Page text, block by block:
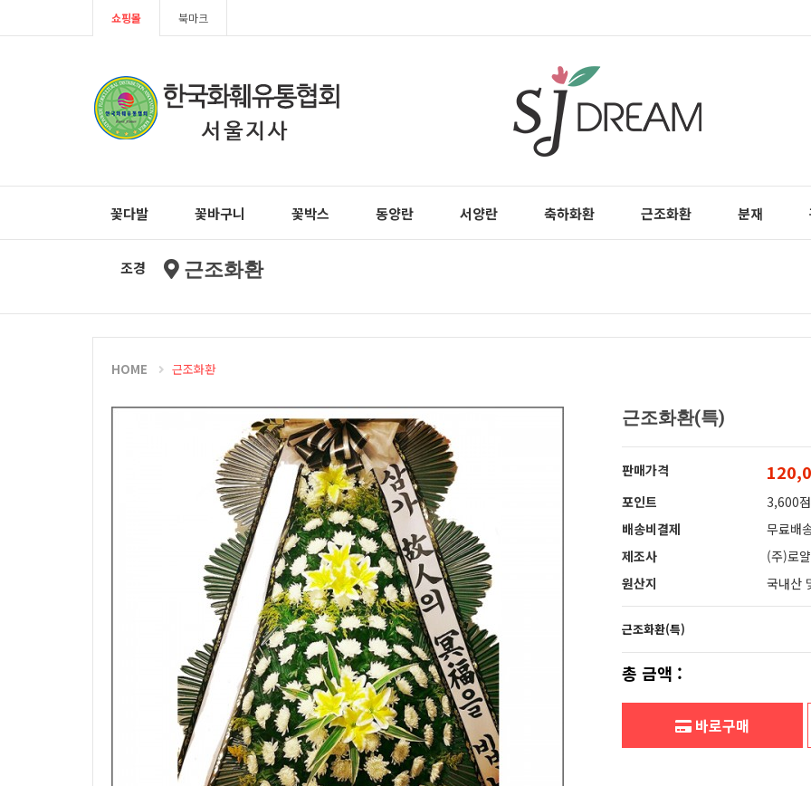
쇼핑몰 북마크
꽃다발 꽃바구니 꽃박스 동양란 서양란 축하화환 근조화환 분재
조경 근조화환
HOME 근조화환
근조화환(특)
판매가격
포인트
3,600점
배송비결제
무료배
제조사
(주)로
원산지
국내산
근조화환(특)
총 금액 :
바로구매